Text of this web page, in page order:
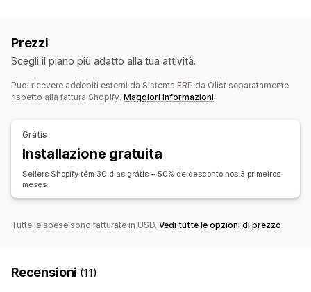
Aggiornamenti sullo stato
Sincronizzazione in tempo reale
Monitoraggio dei lotti
Panoramica dei valori
Contabilità e finanza
Fatture passive Crediti verso clienti
Flusso di cassa
Monitoraggio delle spese
Etichette di spedizione
Numeri di fattura
Email del mittente Codici a barre
Automazione delle email
Stampa ed esportazione Report
Prezzi
Scegli il piano più adatto alla tua attività.
Puoi ricevere addebiti esterni da Sistema ERP da Olist separatamente
rispetto alla fattura Shopify. Maggiori informazioni
Grátis
Installazione gratuita
Sellers Shopify têm 30 dias grátis + 50% de desconto nos 3 primeiros
meses
Tutte le spese sono fatturate in USD. Vedi tutte le opzioni di prezzo
Recensioni (11)